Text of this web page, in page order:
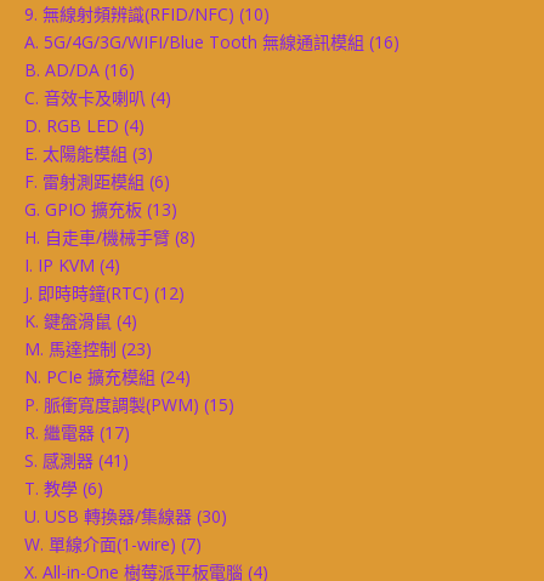
9. 無線射頻辨識(RFID/NFC) (10)
A. 5G/4G/3G/WIFI/Blue Tooth 無線通訊模組 (16)
B. AD/DA (16)
C. 音效卡及喇叭 (4)
D. RGB LED (4)
E. 太陽能模組 (3)
F. 雷射測距模組 (6)
G. GPIO 擴充板 (13)
H. 自走車/機械手臂 (8)
I. IP KVM (4)
J. 即時時鐘(RTC) (12)
K. 鍵盤滑鼠 (4)
M. 馬達控制 (23)
N. PCIe 擴充模組 (24)
P. 脈衝寬度調製(PWM) (15)
R. 繼電器 (17)
S. 感測器 (41)
T. 教學 (6)
U. USB 轉換器/集線器 (30)
W. 單線介面(1-wire) (7)
X. All-in-One 樹莓派平板電腦 (4)